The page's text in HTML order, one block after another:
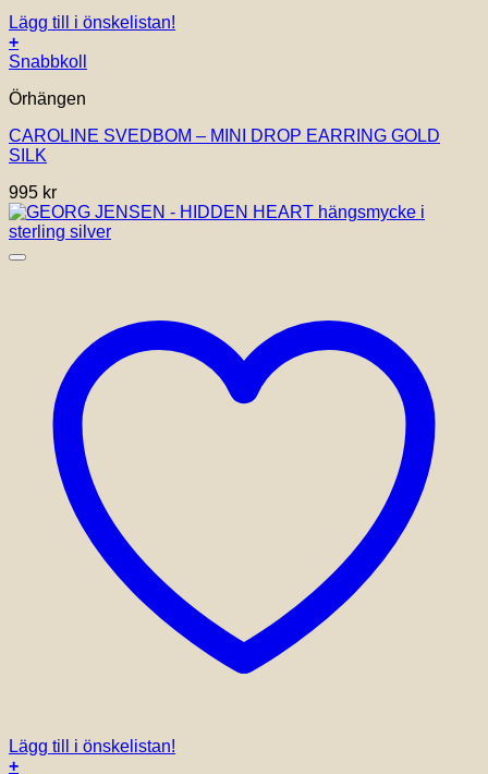
Lägg till i önskelistan!
+
Snabbkoll
Örhängen
CAROLINE SVEDBOM – MINI DROP EARRING GOLD
SILK
995 kr
Lägg till i önskelistan!
+